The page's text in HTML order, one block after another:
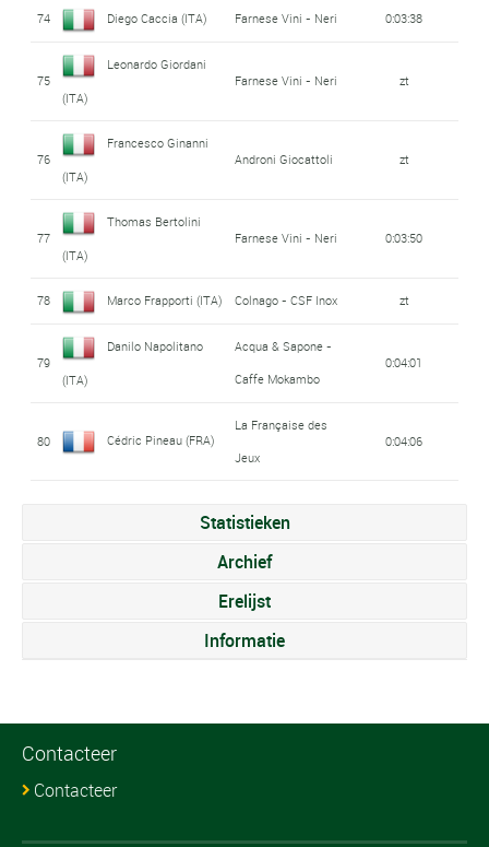
74 Diego Caccia (ITA) Farnese Vini - Neri 0:03:38
75
Leonardo Giordani
(ITA)
Farnese Vini - Neri zt
76
Francesco Ginanni
(ITA)
Androni Giocattoli zt
77
Thomas Bertolini
(ITA)
Farnese Vini - Neri 0:03:50
78 Marco Frapporti (ITA) Colnago - CSF Inox zt
79
Danilo Napolitano
(ITA)
Acqua & Sapone -
Caffe Mokambo
0:04:01
80 Cédric Pineau (FRA)
La Française des
Jeux
0:04:06
Statistieken
Archief
Erelijst
Informatie
Contacteer
Contacteer